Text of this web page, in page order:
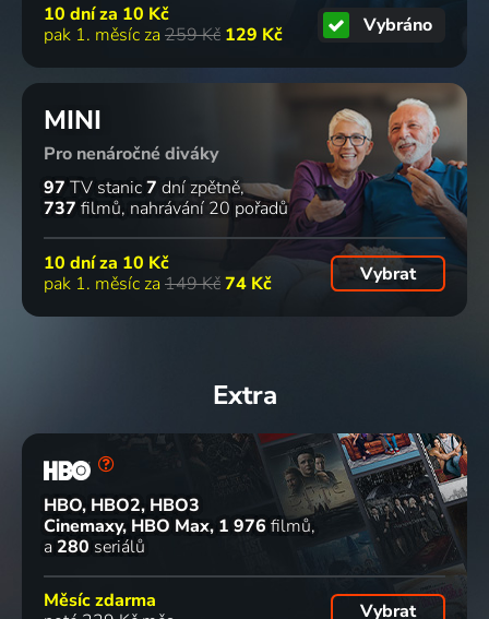
10 dní za 10 Kč
pak 1. měsíc za 259 Kč 129 Kč Vybráno
MINI
Pro nenáročné diváky
97 TV stanic7 dní zpětně
737 filmů nahrávání 20 pořadů
10 dní za 10 Kč
pak 1. měsíc za 149 Kč74 Kč Vybrat
Extra
HBO, HBO2, HBO3
Cinemaxy, HBO Max 1 976 filmů
a 280 seriálů
Měsíc zdarma
Vybrat